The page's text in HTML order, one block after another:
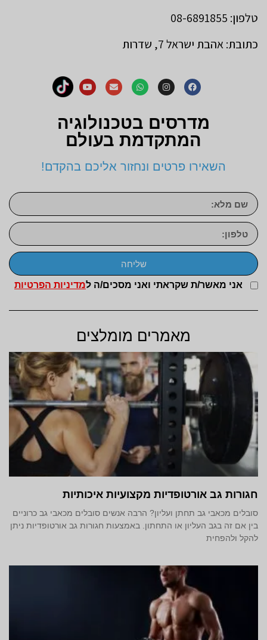
טלפון: 08-6891855
כתובת: אהבת ישראל 7, שדרות
מדרסים בטכנולוגיה
המתקדמת בעולם
השאירו פרטים ונחזור אליכם בהקדם!
אני מאשר/ת שקראתי ואני מסכים/ה למדיניות הפרטיות
שליחה
מאמרים מומלצים
חגורות גב אורטופדיות מקצועיות איכותיות
סובלים מכאבי גב תחתן ועליון? הרבה אנשים סובלים מכאבי גב כרוניים
בין אם זה בגב העליון או התחתון. באמצעות חגורות גב אורטופדיות ניתן
להקל ולהפחית